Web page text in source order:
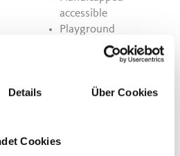
Details Über Cookies
Cookies
accessible
Playground
Car parks